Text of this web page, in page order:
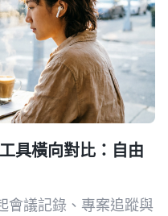
具橫向對比：自由
會議記錄、專案追蹤與